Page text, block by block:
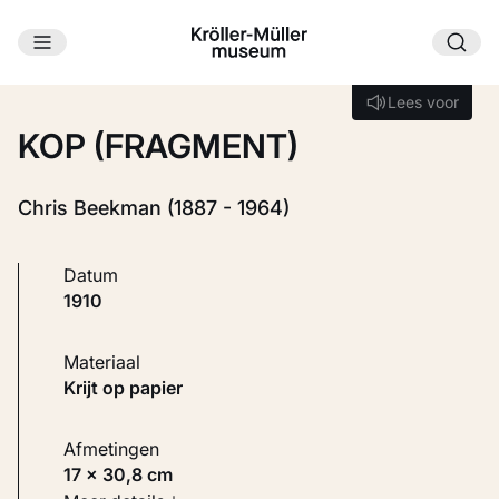
Ga naar hoofdinhoud
Lees voor
Lees voor
KOP (FRAGMENT)
Chris Beekman (1887 - 1964)
Datum
1910
Materiaal
Krijt op papier
Afmetingen
17 × 30,8 cm